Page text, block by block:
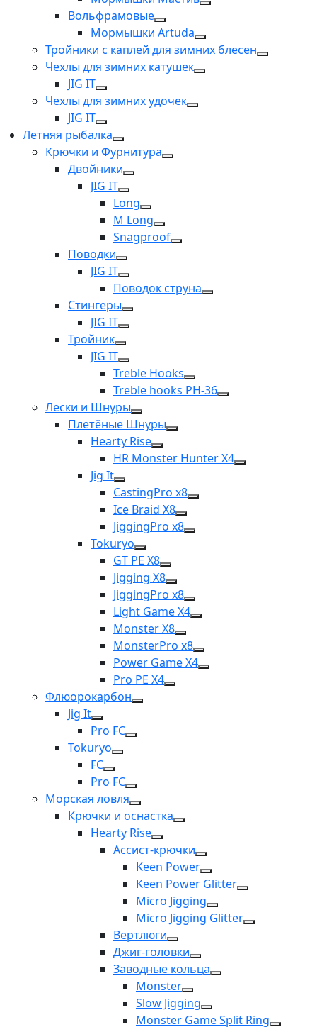
Вольфрамовые
Мормышки Artuda
Тройники с каплей для зимних блесен
Чехлы для зимних катушек
JIG IT
Чехлы для зимних удочек
JIG IT
Летняя рыбалка
Крючки и Фурнитура
Двойники
JIG IT
Long
M Long
Snagproof
Поводки
JIG IT
Поводок струна
Стингеры
JIG IT
Тройник
JIG IT
Treble Hooks
Treble hooks PH-36
Лески и Шнуры
Плетёные Шнуры
Hearty Rise
HR Monster Hunter X4
Jig It
CastingPro x8
Ice Braid X8
JiggingPro x8
Tokuryo
GT PE X8
Jigging X8
JiggingPro x8
Light Game X4
Monster X8
MonsterPro x8
Power Game X4
Pro PE X4
Флюорокарбон
Jig It
Pro FC
Tokuryo
FC
Pro FC
Морская ловля
Крючки и оснастка
Hearty Rise
Ассист-крючки
Keen Power
Keen Power Glitter
Micro Jigging
Micro Jigging Glitter
Вертлюги
Джиг-головки
Заводные кольца
Monster
Slow Jigging
Monster Game Split Ring